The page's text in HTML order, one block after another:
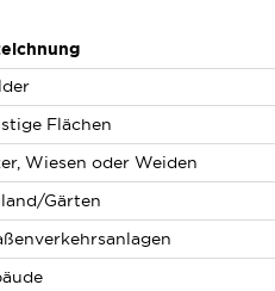
Flächen
Wiesen oder Weiden
Gärten